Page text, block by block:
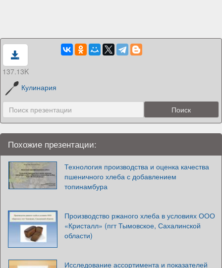
137.13K
Кулинария
Похожие презентации:
Технология производства и оценка качества
пшеничного хлеба с добавлением
топинамбура
Производство ржаного хлеба в условиях ООО
«Кристалл» (пгт Тымовское, Сахалинской
области)
Исследование ассортимента и показателей